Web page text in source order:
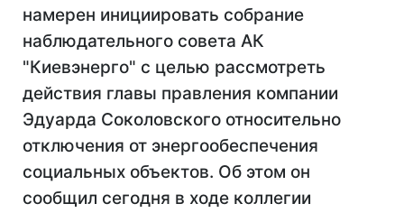
намерен инициировать собрание
наблюдательного совета АК
"Киевэнерго" с целью рассмотреть
действия главы правления компании
Эдуарда Соколовского относительно
отключения от энергообеспечения
социальных объектов. Об этом он
сообщил сегодня в ходе коллегии